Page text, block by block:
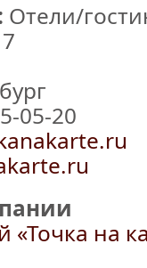
Отели/
05-20
«Точка на